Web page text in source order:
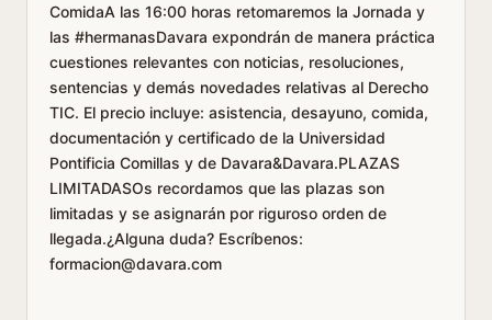
ComidaA las 16:00 horas retomaremos la Jornada y
las #hermanasDavara expondrán de manera práctica
cuestiones relevantes con noticias, resoluciones,
sentencias y demás novedades relativas al Derecho
TIC. El precio incluye: asistencia, desayuno, comida,
documentación y certificado de la Universidad
Pontificia Comillas y de Davara&Davara.PLAZAS
LIMITADASOs recordamos que las plazas son
limitadas y se asignarán por riguroso orden de
llegada.¿Alguna duda? Escríbenos:
formacion@davara.com